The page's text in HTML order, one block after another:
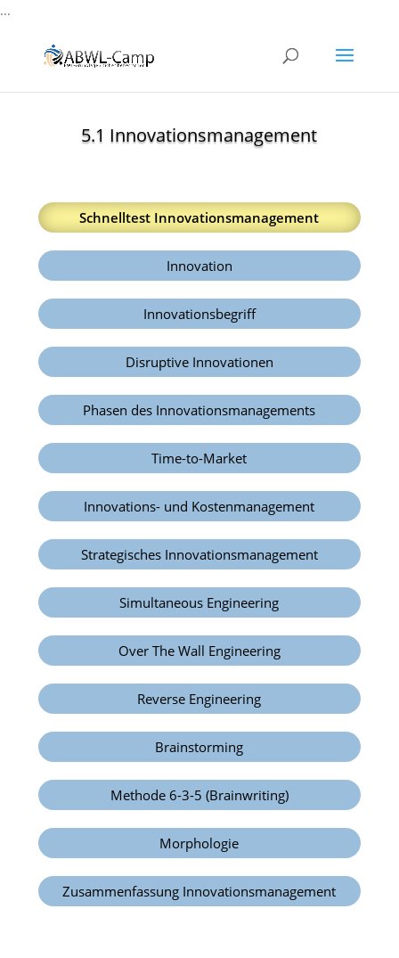
...
5.1 Innovationsmanagement
Schnelltest Innovationsmanagement
Innovation
Innovationsbegriff
Disruptive Innovationen
Phasen des Innovationsmanagements
Time-to-Market
Innovations- und Kostenmanagement
Strategisches Innovationsmanagement
Simultaneous Engineering
Over The Wall Engineering
Reverse Engineering
Brainstorming
Methode 6-3-5 (Brainwriting)
Morphologie
Zusammenfassung Innovationsmanagement